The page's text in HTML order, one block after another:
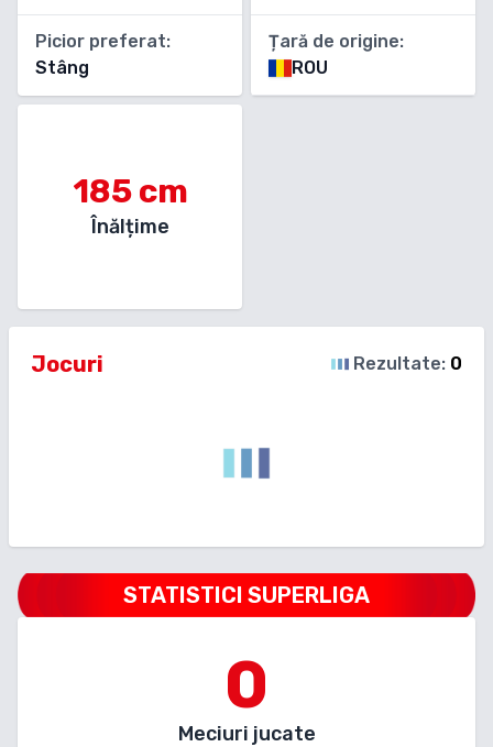
Picior preferat:
Stâng
Țară de origine:
ROU
185cm
Înălțime
Jocuri Rezultate: 0
STATISTICI SUPERLIGA
0
Meciuri jucate